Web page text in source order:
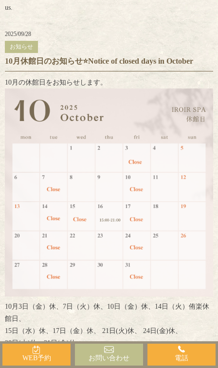
us.
2025/09/28
お知らせ
10月休館日のお知らせ⭐Notice of closed days in October
10月の休館日をお知らせします。
10月3日（金）休、7日（火）休、10日（金）休、14日（火）侑楽休
館日、
15日（水）休、17日（金）休、 21日(火)休、 24日(金)休、
28日(火)休、31日(金)休
⭐️16日は21時までの営業時間になっております
WEB予約 お問い合わせ 電話